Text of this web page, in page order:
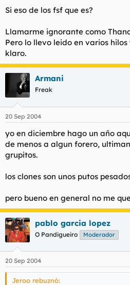
Un saludo a todos y que os follen
algunos diariamente. No creo que
Por lo demás, hay lo que tiene que
clon sin gracia, otros se han
No es aceptable su queja ya que el
100 hilos salen 10 buenos, ya nos
Si desea quejarse, colabore y
de cómo se hacen las cosas en el
solamente en su fecha de registro.
en marzo de 2004 y no recuerdo
entonces.
Un saludo.
Si eso de los fsf que es?
Llamarme ignorante como
Pero lo llevo leido en varios
klaro.
Armani
Freak
20 Sep 2004
yo en diciembre hago un año
de menos a algun forero,
grupitos.
los clones son unos putos
pero bueno en general no me
pablo garcia lopez
O Pandigueiro Moderador
20 Sep 2004
Jeroo rebuznó: